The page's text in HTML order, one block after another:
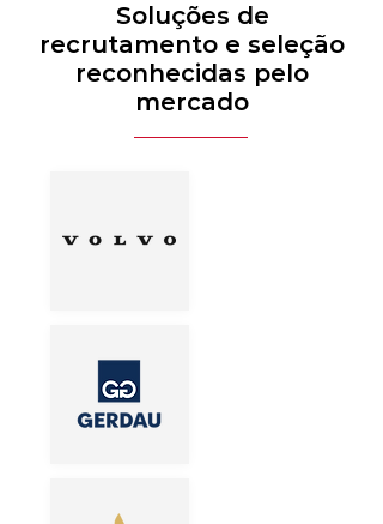
Soluções de
recrutamento e seleção
reconhecidas pelo
mercado